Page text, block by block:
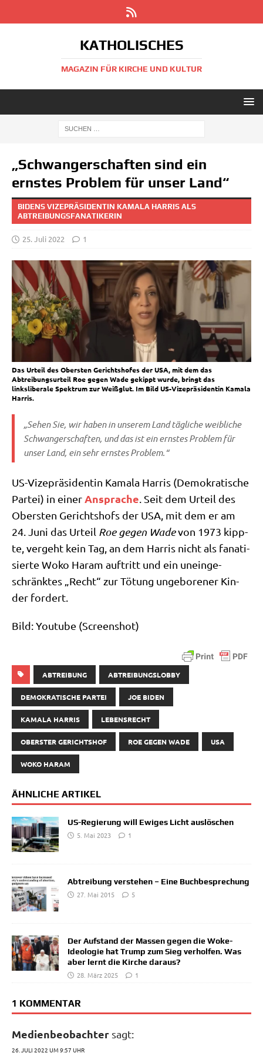
KATHOLISCHES
MAGAZIN FÜR KIRCHE UND KULTUR
„Schwangerschaften sind ein
ernstes Problem für unser Land“
BIDENS VIZEPRÄSIDENTIN KAMALA HARRIS ALS
ABTREIBUNGSFANATIKERIN
25. Juli 2022 1
Das Urteil des Obersten Gerichtshofes der USA, mit dem das
Abtreibungsurteil Roe gegen Wade gekippt wurde, bringt das
linksliberale Spektrum zur Weißglut. Im Bild US-Vizepräsidentin Kamala
Harris.
„Sehen Sie, wir haben in unse­rem Land täg­li­che weib­li­che
Schwan­ger­schaf­ten, und das ist ein ern­stes Pro­blem für
unser Land, ein sehr ern­stes Problem.“
US-Vize­prä­si­den­tin Kama­la Har­ris (Demo­kra­ti­sche
Par­tei) in einerAnspra­che. Seit dem Urteil des
Ober­sten Gerichts­hofs der USA, mit dem er am
24. Juni das Urteil Roe gegen Wadevon 1973 kipp­
te, ver­geht kein Tag, an dem Har­ris nicht als fana­ti­
sier­te Woko Haram auf­tritt und ein unein­ge­
schränk­tes „Recht“ zur Tötung unge­bo­re­ner Kin­
der fordert.
Bild: You­tube (Screen­shot)
ABTREIBUNG ABTREIBUNGSLOBBY
DEMOKRATISCHE PARTEI JOE BIDEN
KAMALA HARRIS LEBENSRECHT
OBERSTER GERICHTSHOF ROE GEGEN WADE USA
WOKO HARAM
ÄHNLICHE ARTIKEL
US-Regierung will Ewiges Licht auslöschen
5. Mai 2023
1
Abtreibung verstehen – Eine Buchbesprechung
27. Mai 2015
5
Der Aufstand der Massen gegen die Woke-
Ideologie hat Trump zum Sieg verholfen. Was
aber lernt die Kirche daraus?
28. März 2025
1
1 KOMMENTAR
Medienbeobachter sagt:
26. JULI 2022 UM 9:57 UHR